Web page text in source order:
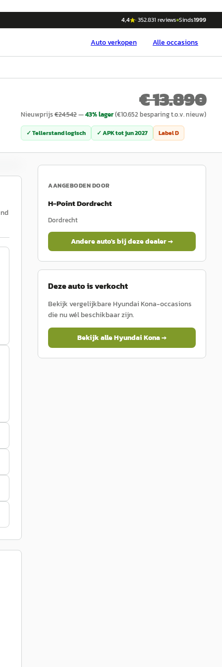
4,4 ·352.831 reviews Sinds1999
Autoverkopen Alle occasions
€ 13.890
Nieuwprijs€24.542—43% lager(€10.652 besparing t.o.v. nieuw)
✓ Tellerstand logisch ✓ APK totjun 2027 LabelD
AANGEBODEN DOOR
H-Point Dordrecht
Dordrecht
Andere auto's bij deze dealer →
Deze auto is verkocht
Bekijk vergelijkbare Hyundai Kona-occasions
die nu wél beschikbaar zijn.
Bekijk alleHyundaiKona→